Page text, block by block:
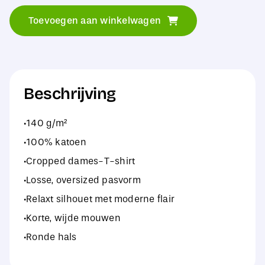
Brand
Oversized
aantal
Toevoegen aan winkelwagen
Beschrijving
·140 g/m²
·100% katoen
·Cropped dames-T-shirt
·Losse, oversized pasvorm
·Relaxt silhouet met moderne flair
·Korte, wijde mouwen
·Ronde hals